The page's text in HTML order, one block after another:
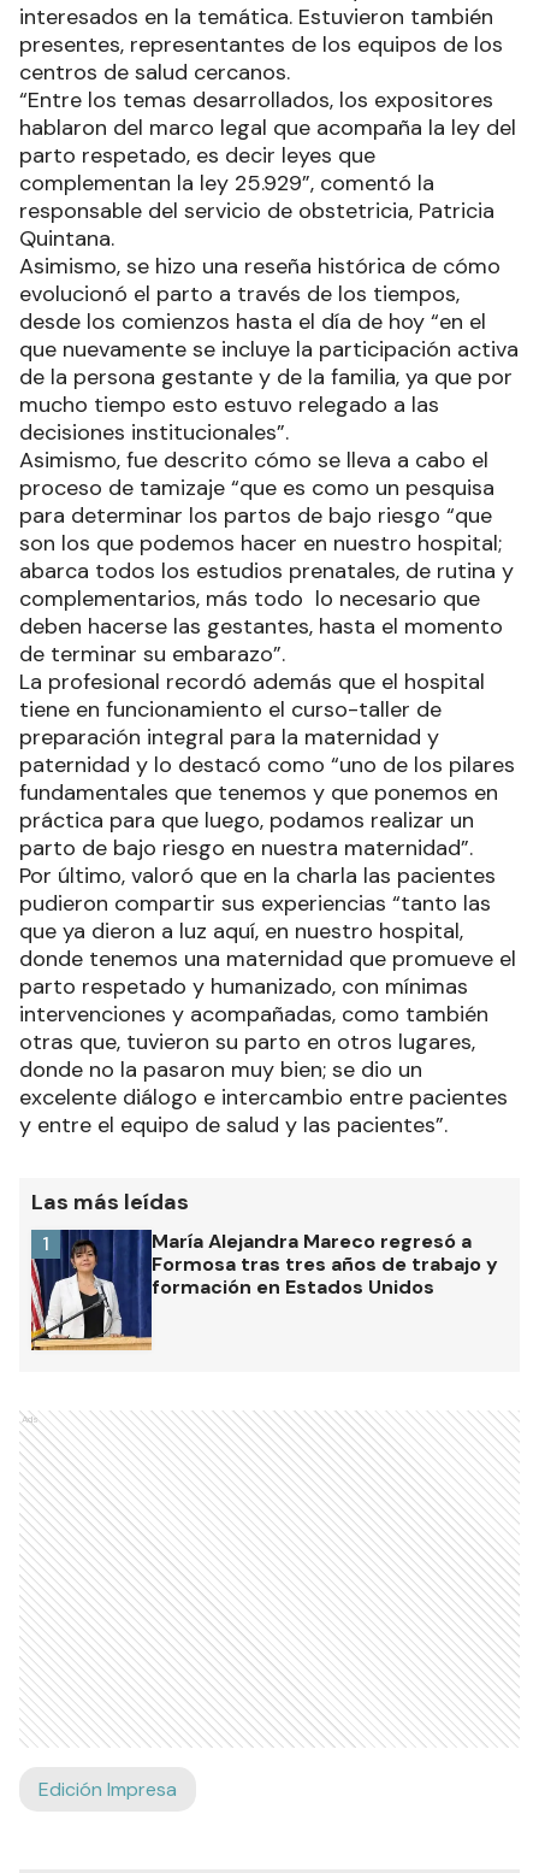
interesados en la temática. Estuvieron también
presentes, representantes de los equipos de los
centros de salud cercanos.
“Entre los temas desarrollados, los expositores
hablaron del marco legal que acompaña la ley del
parto respetado, es decir leyes que
complementan la ley 25.929”, comentó la
responsable del servicio de obstetricia, Patricia
Quintana.
Asimismo, se hizo una reseña histórica de cómo
evolucionó el parto a través de los tiempos,
desde los comienzos hasta el día de hoy “en el
que nuevamente se incluye la participación activa
de la persona gestante y de la familia, ya que por
mucho tiempo esto estuvo relegado a las
decisiones institucionales”.
Asimismo, fue descrito cómo se lleva a cabo el
proceso de tamizaje “que es como un pesquisa
para determinar los partos de bajo riesgo “que
son los que podemos hacer en nuestro hospital;
abarca todos los estudios prenatales, de rutina y
complementarios, más todo lo necesario que
deben hacerse las gestantes, hasta el momento
de terminar su embarazo”.
La profesional recordó además que el hospital
tiene en funcionamiento el curso-taller de
preparación integral para la maternidad y
paternidad y lo destacó como “uno de los pilares
fundamentales que tenemos y que ponemos en
práctica para que luego, podamos realizar un
parto de bajo riesgo en nuestra maternidad”.
Por último, valoró que en la charla las pacientes
pudieron compartir sus experiencias “tanto las
que ya dieron a luz aquí, en nuestro hospital,
donde tenemos una maternidad que promueve el
parto respetado y humanizado, con mínimas
intervenciones y acompañadas, como también
otras que, tuvieron su parto en otros lugares,
donde no la pasaron muy bien; se dio un
excelente diálogo e intercambio entre pacientes
y entre el equipo de salud y las pacientes”.
Las más leídas
María Alejandra Mareco regresó a
Formosa tras tres años de trabajo y
formación en Estados Unidos
1
Ads
Edición Impresa